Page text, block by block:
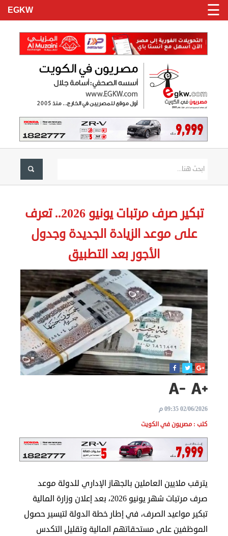
مصر
للمصريين
بالخارج
القنصلية
البعثة
الدبلوماسية
مجلس
الجالية
الصحفيون
EGKW ☰
تبكير صرف مرتبات يونيو 2026.. تعرف
على موعد الزيادة الجديدة وجدول
الأجور بعد التطبيق
02/06/2026 09:35 م
كتب : مصريون في الكويت
يترقب ملايين العاملين بالجهاز الإداري للدولة موعد
صرف مرتبات شهر يونيو 2026، بعد إعلان وزارة المالية
تبكير مواعيد الصرف، في إطار خطة الدولة لتيسير حصول
الموظفين على مستحقاتهم المالية وتقليل التكدس